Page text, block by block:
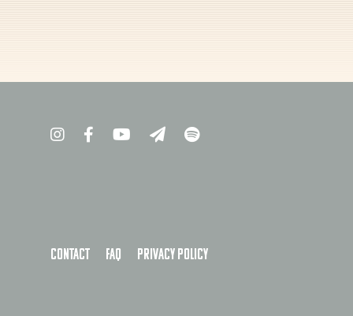
Contact FAQ Privacy policy